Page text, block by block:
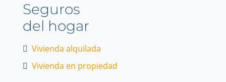
Seguros
del hogar
Vivienda alquilada
Vivienda en propiedad